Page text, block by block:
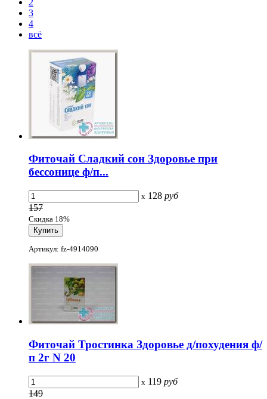
3
4
всё
Фиточай Сладкий сон Здоровье при
бессонице ф/п...
x 128 руб
157
Скидка 18%
Артикул: fz-4914090
Фиточай Тростинка Здоровье д/похудения ф/
п 2г N 20
x 119 руб
149